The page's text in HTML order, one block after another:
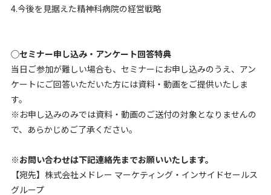
4.今後を見据えた精神科病院の経営戦略
◯セミナー申し込み・アンケート回答特典
当日ご参加が難しい場合も、セミナーにお申し込みのうえ、アン
ケートにご回答いただいた方には資料・動画をご提供いたしま
す。
※お申し込みのみでは資料・動画のご送付の対象となりませんの
で、あらかじめご了承ください。
※お問い合わせは下記連絡先までお願いいたします。
【宛先】株式会社メドレー マーケティング・インサイドセールス
グループ